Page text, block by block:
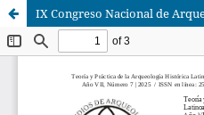
IX Congreso Nacional de